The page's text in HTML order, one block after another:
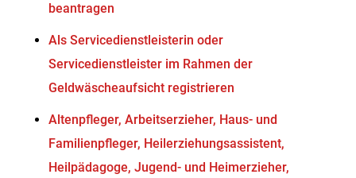
beantragen
Als Servicedienstleisterin oder
Servicedienstleister im Rahmen der
Geldwäscheaufsicht registrieren
Altenpfleger, Arbeitserzieher, Haus- und
Familienpfleger, Heilerziehungsassistent,
Heilpädagoge, Jugend- und Heimerzieher,